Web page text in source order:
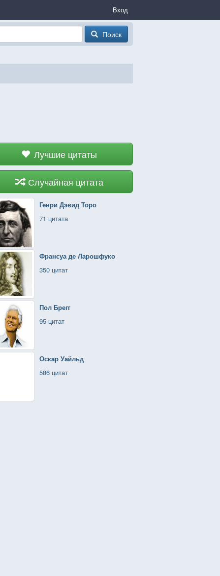
Вход
Поиск
Лучшие цитаты
Случайная цитата
Генри Дэвид Торо
71 цитата
Франсуа де Ларошфуко
350 цитат
Пол Брегг
95 цитат
Оскар Уайльд
586 цитат